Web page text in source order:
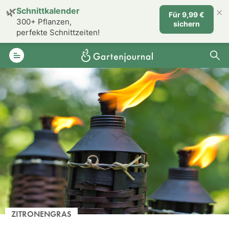
ZITRONENGRAS
🌿Schnittkalender
300+ Pflanzen,
perfekte Schnittzeiten!
Für 9,99 €
sichern
×